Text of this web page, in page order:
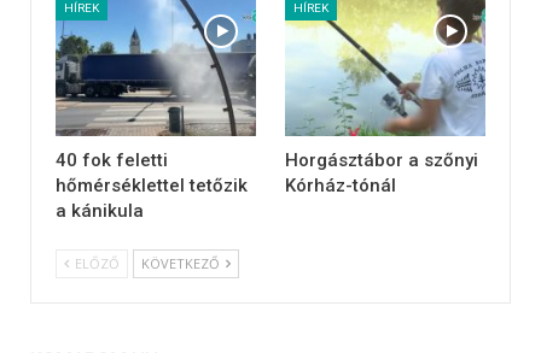
HÍREK
40 fok feletti
hőmérséklettel tetőzik
a kánikula
HÍREK
Horgásztábor a szőnyi
Kórház-tónál
ELŐZŐ KÖVETKEZŐ